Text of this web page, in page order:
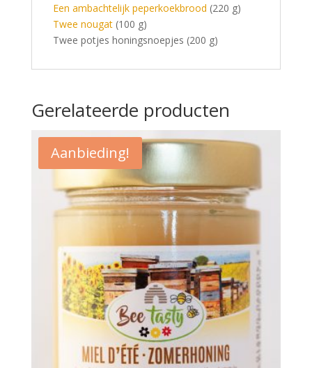
Een ambachtelijk peperkoekbrood (220 g)
Twee nougat (100 g)
Twee potjes honingsnoepjes (200 g)
Gerelateerde producten
Aanbieding!